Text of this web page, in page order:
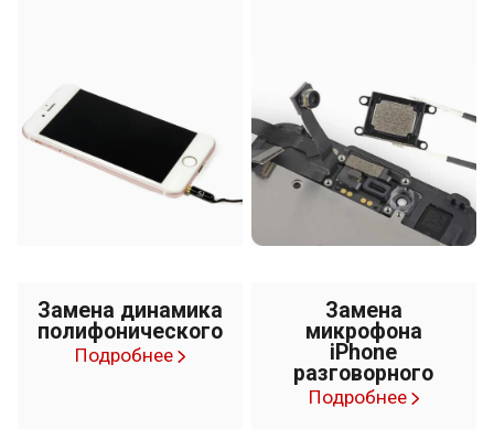
Замена динамика
полифонического
Подробнее
Замена
микрофона
iPhone
разговорного
Подробнее